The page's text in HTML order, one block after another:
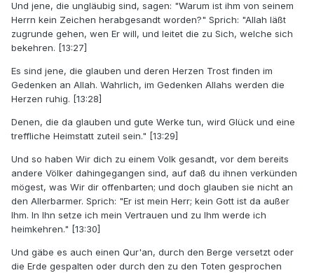
Und jene, die ungläubig sind, sagen: "Warum ist ihm von seinem
Herrn kein Zeichen herabgesandt worden?" Sprich: "Allah läßt
zugrunde gehen, wen Er will, und leitet die zu Sich, welche sich
bekehren. [13:27]
Es sind jene, die glauben und deren Herzen Trost finden im
Gedenken an Allah. Wahrlich, im Gedenken Allahs werden die
Herzen ruhig. [13:28]
Denen, die da glauben und gute Werke tun, wird Glück und eine
treffliche Heimstatt zuteil sein." [13:29]
Und so haben Wir dich zu einem Volk gesandt, vor dem bereits
andere Völker dahingegangen sind, auf daß du ihnen verkünden
mögest, was Wir dir offenbarten; und doch glauben sie nicht an
den Allerbarmer. Sprich: "Er ist mein Herr; kein Gott ist da außer
Ihm. In Ihn setze ich mein Vertrauen und zu Ihm werde ich
heimkehren." [13:30]
Und gäbe es auch einen Qur'an, durch den Berge versetzt oder
die Erde gespalten oder durch den zu den Toten gesprochen